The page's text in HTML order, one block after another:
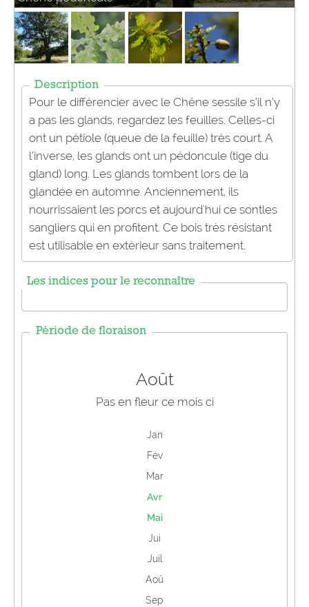
Description
Pour le différencier avec le Chêne sessile s’il n’y
a pas les glands, regardez les feuilles. Celles-ci
ont un pétiole (queue de la feuille) très court. A
l’inverse, les glands ont un pédoncule (tige du
gland) long. Les glands tombent lors de la
glandée en automne. Anciennement, ils
nourrissaient les porcs et aujourd'hui ce sontles
sangliers qui en profitent. Ce bois très résistant
est utilisable en extérieur sans traitement.
Les indices pour le reconnaître
Période de floraison
Août
Pas en fleur ce mois ci
Jan
Fév
Mar
Avr
Mai
Jui
Juil
Aoû
Sep